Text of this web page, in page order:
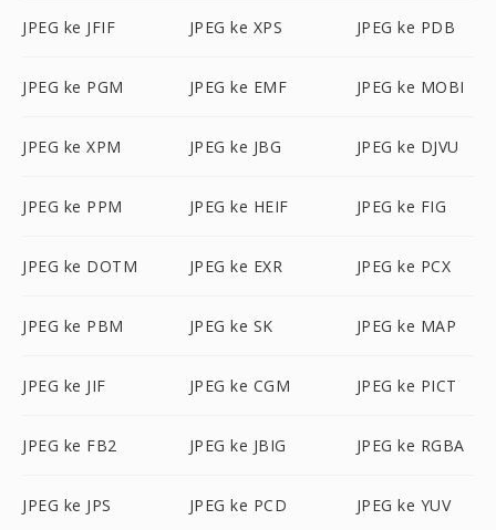
JPEG ke JFIF JPEG ke XPS JPEG ke PDB
JPEG ke PGM JPEG ke EMF JPEG ke MOBI
JPEG ke XPM JPEG ke JBG JPEG ke DJVU
JPEG ke PPM JPEG ke HEIF JPEG ke FIG
JPEG ke DOTM JPEG ke EXR JPEG ke PCX
JPEG ke PBM JPEG ke SK JPEG ke MAP
JPEG ke JIF JPEG ke CGM JPEG ke PICT
JPEG ke FB2 JPEG ke JBIG JPEG ke RGBA
JPEG ke JPS JPEG ke PCD JPEG ke YUV